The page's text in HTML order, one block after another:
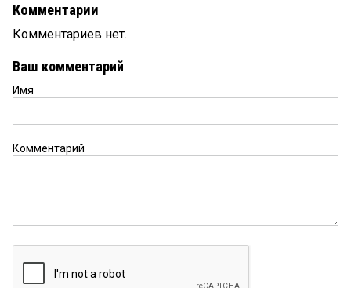
Комментарии
Комментариев нет.
Ваш комментарий
Имя
Комментарий